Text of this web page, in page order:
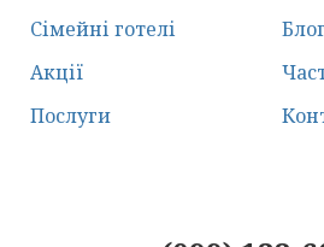
Сімейні готелі
Акції
Послуги
Блог